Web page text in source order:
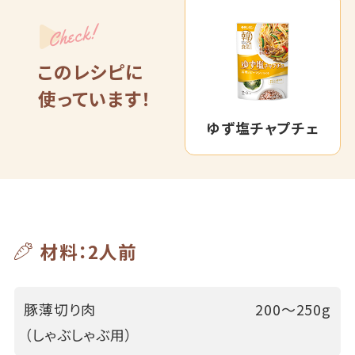
Check!
このレシピに
使っています！
ゆず塩チャプチェ
材料：2人前
豚薄切り肉
（しゃぶしゃぶ用）
200～250g